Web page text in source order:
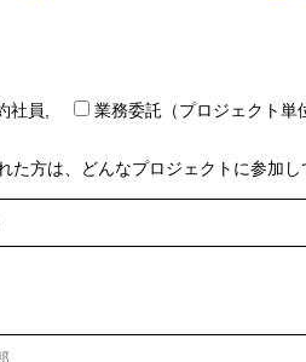
社員, 業務委託（プロジェクト単
た方は、どんなプロジェクトに参加